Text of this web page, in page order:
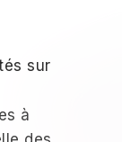
sur
à